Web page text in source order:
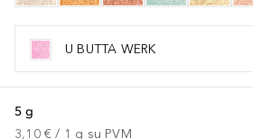
U BUTTA WERK
5 g
3,10 € / 1 g su PVM